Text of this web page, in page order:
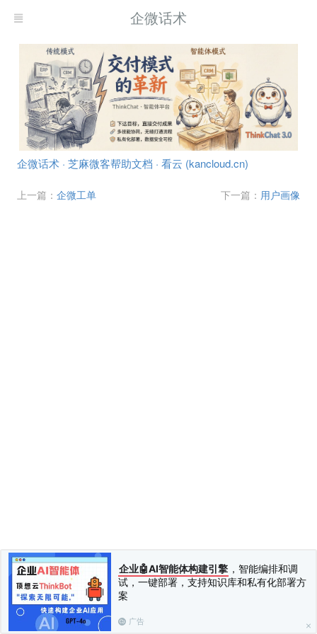
企业🤖AI智能体构建引擎 ，智能编排和调
试，一键部署，支持知识库和私有化部署方
案
广告
企微话术
企微话术 · 芝麻微客帮助文档 · 看云 (kancloud.cn)
上一篇： 企微工单 下一篇： 用户画像